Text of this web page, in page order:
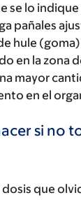
se lo
pañales
hule
en la zona
mayor
en el
si no
que